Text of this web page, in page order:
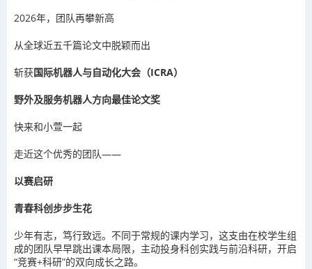
2026年，团队再攀新高
从全球近五千篇论文中脱颖而出
斩获国际机器人与自动化大会（ICRA）
野外及服务机器人方向最佳论文奖
快来和小萱一起
走近这个优秀的团队——
以赛启研
青春科创步步生花
少年有志，笃行致远。不同于常规的课内学习，这支由在校学生组
成的团队早早跳出课本局限，主动投身科创实践与前沿科研，开启
“竞赛+科研”的双向成长之路。